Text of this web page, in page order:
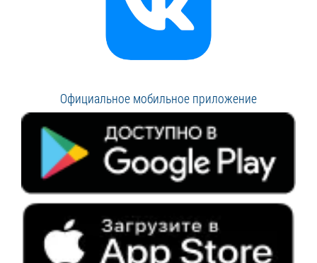
Официальное мобильное приложение